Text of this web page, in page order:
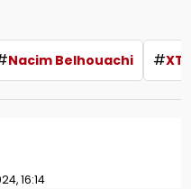
Nacim Belhouachi #
16:14